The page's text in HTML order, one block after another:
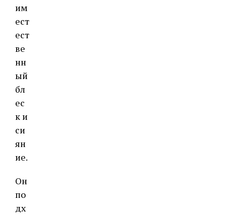
им
ест
ест
ве
нн
ый
бл
ес
к и
си
ян
ие.
Он
по
дх